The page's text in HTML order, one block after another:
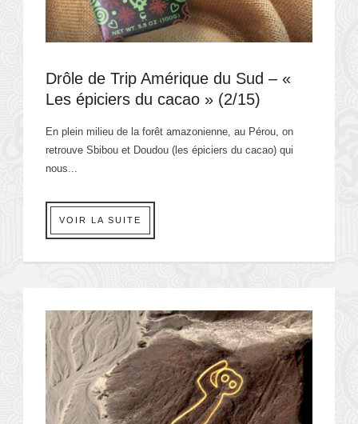
Drôle de Trip Amérique du Sud – «
Les épiciers du cacao » (2/15)
En plein milieu de la forêt amazonienne, au Pérou, on
retrouve Sbibou et Doudou (les épiciers du cacao) qui
nous...
VOIR LA SUITE